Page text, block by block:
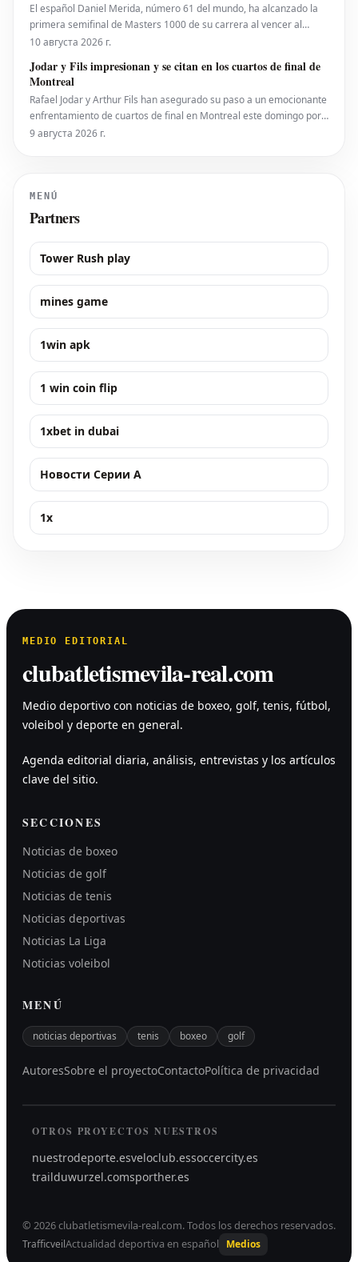
El español Daniel Merida, número 61 del mundo, ha alcanzado la
primera semifinal de Masters 1000 de su carrera al vencer al
holandés Tallon Griekspoor por 6-3 y 6-1 en los octavos de final del
quiebre significativos, salvando l
10 августа 2026 г.
Jodar y Fils impresionan y se citan en los cuartos de final de
Montreal
Rafael Jodar y Arthur Fils han asegurado su paso a un emocionante
enfrentamiento de cuartos de final en Montreal este domingo por
la noche. Ambos jugadores ofrecieron actuaciones sobresalientes,
9 августа 2026 г.
MENÚ
Partners
Tower Rush play
mines game
1win apk
1 win coin flip
1xbet in dubai
Новости Серии А
1x
MEDIO EDITORIAL
clubatletismevila-real.com
Medio deportivo con noticias de boxeo, golf, tenis, fútbol,
voleibol y deporte en general.
Agenda editorial diaria, análisis, entrevistas y los artículos
clave del sitio.
SECCIONES
Noticias de boxeo
Noticias de golf
Noticias de tenis
Noticias deportivas
Noticias La Liga
Noticias voleibol
MENÚ
noticias deportivas tenis boxeo golf
AutoresSobre el proyectoContactoPolítica de privacidad
OTROS PROYECTOS NUESTROS
nuestrodeporte.esveloclub.essoccercity.es
trailduwurzel.comsporther.es
© 2026clubatletismevila-real.com.Todos los derechos reservados.
TrafficveilActualidad deportiva en español Medios